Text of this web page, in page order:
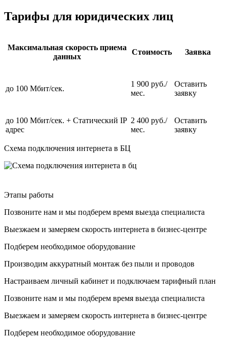
Тарифы для юридических лиц
Максимальная скорость приема
данных
Стоимость Заявка
до 100 Мбит/сек.
1 900 руб./
мес.
Оставить
заявку
до 100 Мбит/сек. + Статический IP
адрес
2 400 руб./
мес.
Оставить
заявку
Схема подключения интернета в БЦ
Этапы работы
Позвоните нам и мы подберем время выезда специалиста
Выезжаем и замеряем скорость интернета в бизнес-центре
Подберем необходимое оборудование
Производим аккуратный монтаж без пыли и проводов
Настраиваем личный кабинет и подключаем тарифный план
Позвоните нам и мы подберем время выезда специалиста
Выезжаем и замеряем скорость интернета в бизнес-центре
Подберем необходимое оборудование